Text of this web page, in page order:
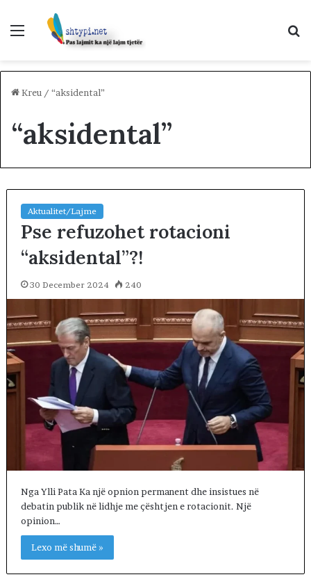
Menu
Kreu / “aksidental”
“aksidental”
Aktualitet/Lajme
Pse refuzohet rotacioni
“aksidental”?!
30 December 2024 240
Nga Ylli Pata Ka një opnion permanent dhe insistues në
debatin publik në lidhje me çështjen e rotacionit. Një
opinion…
Lexo më shumë »